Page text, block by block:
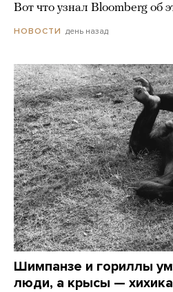
Вот что узнал Bloomberg об
НОВОСТИ день назад
Шимпанзе и гориллы
люди, а крысы —